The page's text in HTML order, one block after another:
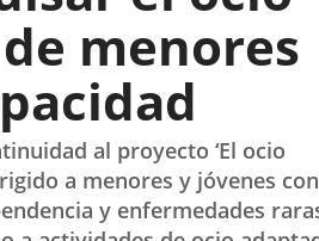
menores
al proyecto ‘El ocio
a menores y jóvenes con
y enfermedades